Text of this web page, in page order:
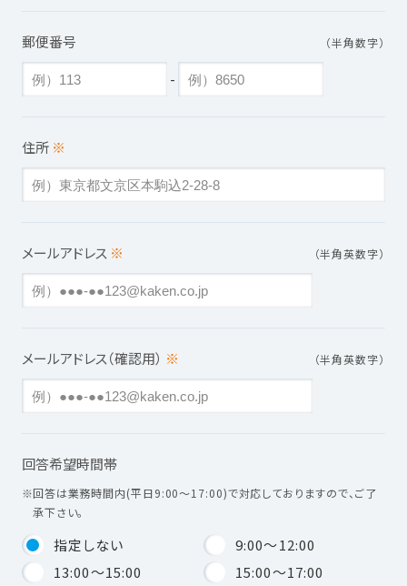
郵便番号 （半角数字）
-
住所 ※
メールアドレス ※ （半角英数字）
メールアドレス（確認用） ※ （半角英数字）
回答希望時間帯
※回答は業務時間内(平日9:00～17:00)で対応しておりますので、ご了
承下さい。
指定しない
9:00～12:00
13:00～15:00
15:00～17:00